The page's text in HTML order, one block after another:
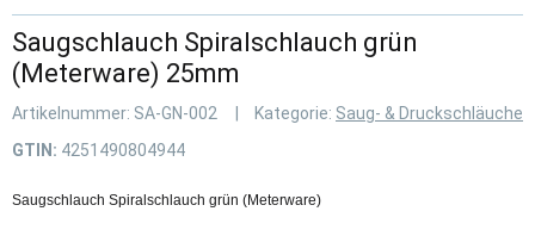
Saugschlauch Spiralschlauch grün
(Meterware) 25mm
Artikelnummer: SA-GN-002 Kategorie: Saug- & Druckschläuche
GTIN: 4251490804944
Saugschlauch Spiralschlauch grün (Meterware)